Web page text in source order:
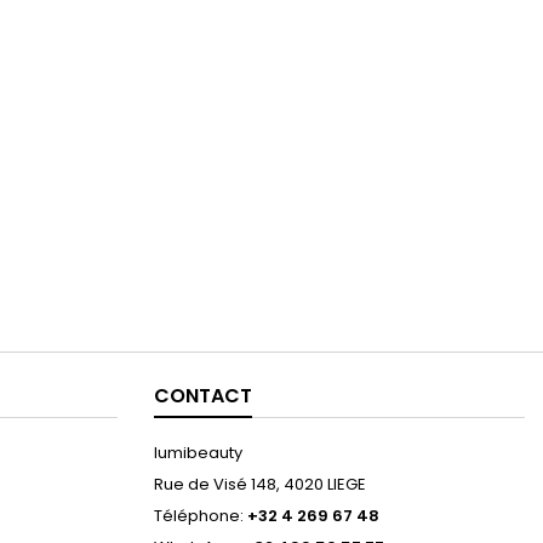
CONTACT
lumibeauty
Rue de Visé 148, 4020 LIEGE
Téléphone: +32 4 269 67 48